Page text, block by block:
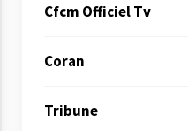
Cfcm Officiel Tv
Coran
Tribune